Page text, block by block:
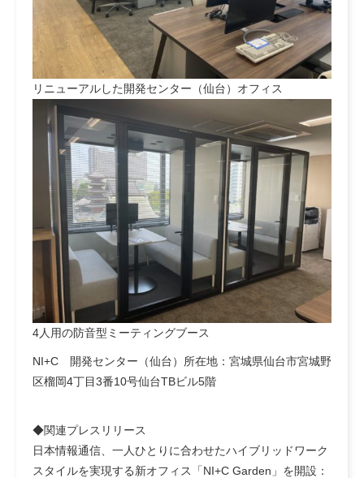
リニューアルした開発センター（仙台）オフィス
4人用の防音型ミーティングブース
NI+C 開発センター（仙台）所在地：宮城県仙台市宮城野
区榴岡4丁目3番10号仙台TBビル5階
◆関連プレスリリース
日本情報通信、一人ひとりに合わせたハイブリッドワーク
スタイルを実現する新オフィス「NI+C Garden」を開設：